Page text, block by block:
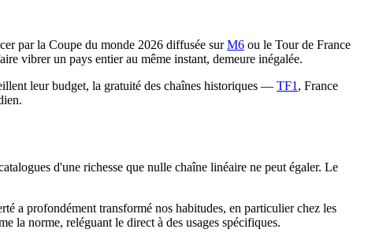
par la Coupe du monde 2026 diffusée surM6 ou le Tour de France
vibrer un pays entier au même instant, demeure inégalée.
leur budget, la gratuité des chaînes historiques — TF1, France
d'une richesse que nulle chaîne linéaire ne peut égaler. Le
a profondément transformé nos habitudes, en particulier chez les
la norme, reléguant le direct à des usages spécifiques.